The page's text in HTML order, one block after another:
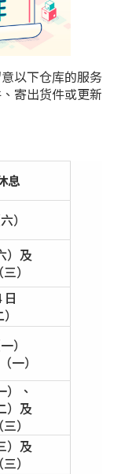
以下仓库的服务
寄出货件或更新
息
）
）及
）
）
一）
）、
）及
）
）及
）